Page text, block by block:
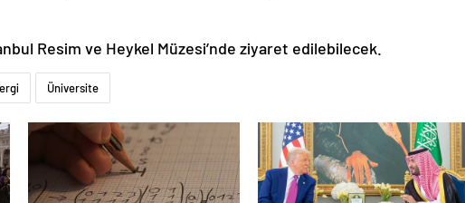
Resim ve Heykel Müzesi’nde ziyaret edilebilecek.
Üniversite